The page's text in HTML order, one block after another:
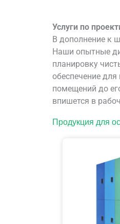
Услуги по
В дополнение к
Наши опытные
планировку
обеспечение
помещений до
впишется в
Продукция для